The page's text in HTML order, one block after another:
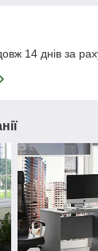
14 днів за